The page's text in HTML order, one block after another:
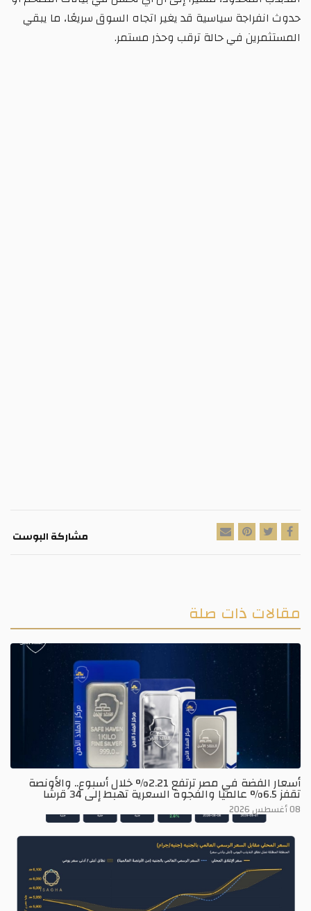
حدوث انفراجة سياسية قد يغير اتجاه السوق سريعًا، ما يبقي
المستثمرين في حالة ترقب وحذر مستمر.
مشاركة البوست
مقالات ذات صلة
أسعار الفضة في مصر ترتفع 2.21% خلال أسبوع.. والأونصة
تقفز 6.5% عالميًا والفجوة السعرية تهبط إلى 34 قرشًا
08 أغسطس 2026